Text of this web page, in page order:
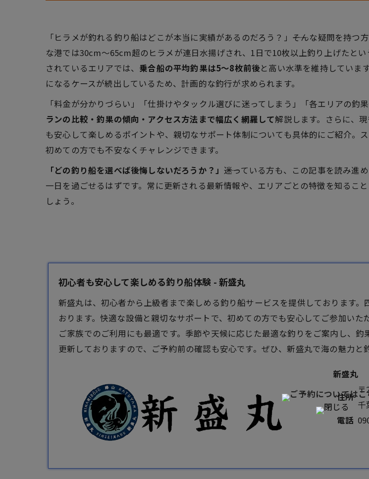
「ヒラメが釣れる釣り船はどこが本当に実績があるのだろう？」――そんな疑問を持
な港では30cm～65cm超のヒラメが連日水揚げされ、1日で10枚以上釣り上げたと
されているエリアでは、 乗合船の平均釣果は5～8枚前後と高い水準を維持していま
になるケースが続出しているため、計画的な釣行が求められます。
「料金が分かりづらい」「仕掛けやタックル選びに迷ってしまう」「各エリアの釣
ランの比較・釣果の傾向・アクセス方法まで幅広く網羅して解説します。さらに、
も安心して楽しめるポイントや、親切なサポート体制についても具体的にご紹介。
初めての方でも不安なくチャレンジできます。
「どの釣り船を選べば後悔しないだろうか？」――迷っている方も、この記事を読み
一日を過ごせるはずです。常に更新される最新情報や、エリアごとの特徴を知るこ
しょう。
初心者も安心して楽しめる釣り船体験 - 新盛丸
新盛丸は、初心者から上級者まで楽しめる釣り船サービスを提供しております
おります。快適な設備と親切なサポートで、初めての方でも安心してご参加い
ご家族でのご利用にも最適です。季節や天候に応じた最適な釣りをご案内し、
更新しておりますので、ご予約前の確認も安心です。ぜひ、新盛丸で海の魅力と
新盛丸
住所
〒
千
電話